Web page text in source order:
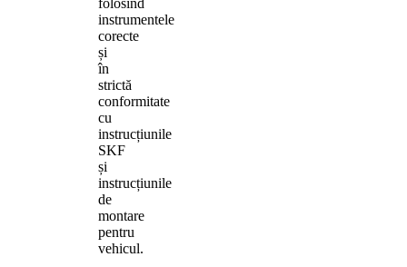
instrumentele
corecte
și
în
strictă
conformitate
cu
instrucțiunile
SKF
și
instrucțiunile
de
montare
pentru
vehicul.